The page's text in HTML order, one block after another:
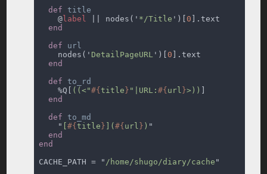
def
    @
label || nodes(' */Title ')[ 0
def
    nodes('
DetailPageURL ')[ 0
def
    %Q[
((<"#{title } "|URL:#{ url }>))
def
    "
[#{title } ](#{ url } )
CACHE_PATH = " /home/shugo/diary/cache